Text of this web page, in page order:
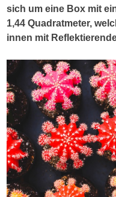
sich um eine Box mit
1,44 Quadratmeter,
innen mit